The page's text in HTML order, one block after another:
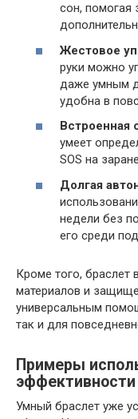
сон, помогая
Жестовое
руки можно
даже умным
удобна в
Встроенная
умеет
SOS на
Долгая
недели без
его среди
Кроме того, браслет
материалов и
универсальным
так и для
Примеры
эффективности
Умный браслет уже